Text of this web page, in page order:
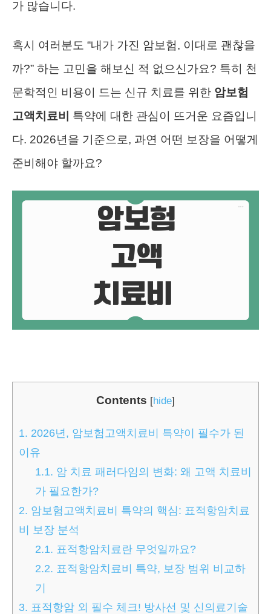
가 많습니다.
혹시 여러분도 “내가 가진 암보험, 이대로 괜찮을
까?” 하는 고민을 해보신 적 없으신가요? 특히 천
문학적인 비용이 드는 신규 치료를 위한 암보험
고액치료비
특약에 대한 관심이 뜨거운 요즘입니
다. 2026년을 기준으로, 과연 어떤 보장을 어떻게
준비해야 할까요?
Contents [hide]
1. 2026년, 암보험고액치료비 특약이 필수가 된
이유
1.1. 암 치료 패러다임의 변화: 왜 고액 치료비
가 필요한가?
2. 암보험고액치료비 특약의 핵심: 표적항암치료
비 보장 분석
2.1. 표적항암치료란 무엇일까요?
2.2. 표적항암치료비 특약, 보장 범위 비교하
기
3. 표적항암 외 필수 체크! 방사선 및 신의료기술